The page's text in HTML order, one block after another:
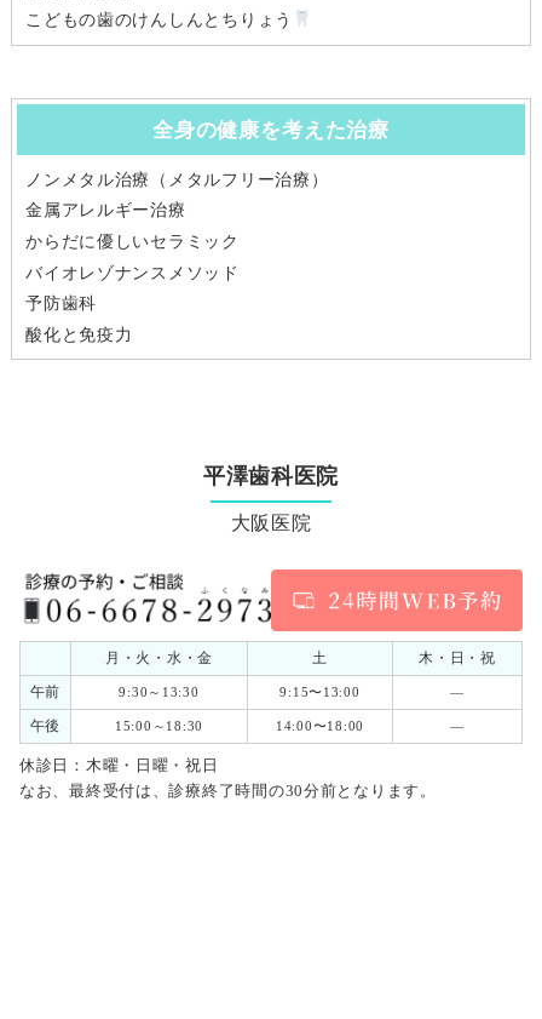
こどもの歯のけんしんとちりょう
全身の健康を考えた治療
ノンメタル治療（メタルフリー治療）
金属アレルギー治療
からだに優しいセラミック
バイオレゾナンスメソッド
予防歯科
酸化と免疫力
平澤歯科医院
大阪医院
月・火・水・金 土
木・日・祝
午前
9:30～13:30 9:15〜13:00 ―
午後 15:00～18:30 14:00〜18:00 ―
休診日：木曜・日曜・祝日
なお、最終受付は、診療終了時間の30分前となります。